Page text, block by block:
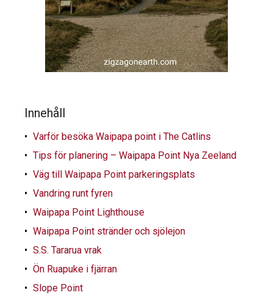
Innehåll
Varför besöka Waipapa point i The Catlins
Tips för planering – Waipapa Point Nya Zeeland
Väg till Waipapa Point parkeringsplats
Vandring runt fyren
Waipapa Point Lighthouse
Waipapa Point stränder och sjölejon
S.S. Tararua vrak
Ön Ruapuke i fjärran
Slope Point